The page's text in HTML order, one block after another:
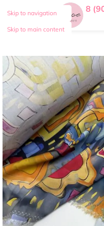
Skip to navigation
Skip to main content
8